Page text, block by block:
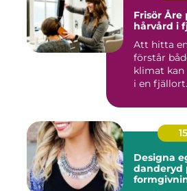
Frisör Åre professionell
hårvård i
Att hitta
förstår
klimat kan
i en fjällort.
Designa
danderyd personlig